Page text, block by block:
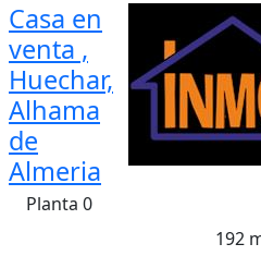
Casa en
venta ,
Huechar,
Alhama
de
Almeria
Planta 0
192